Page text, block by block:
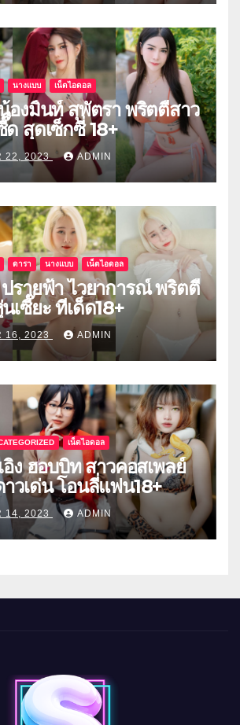
นางแบบ เน็ตไอดอล
องมิ้นท์ สุพัตรา พริตตี้สาว
สุดเซ็กซี่ 18+
22, 2023 ADMIN
ดารา นางแบบ เน็ตไอดอล
รายฟ้า ไวยาการณ์ พริตตี้
เซี๊ยะ ทีเด็ด18+
16, 2023 ADMIN
เน็ตไอดอล
อิง ฮอบบิท สาวคอสเพลย์
วเด่น โอนลี่แฟน18+
14, 2023 ADMIN